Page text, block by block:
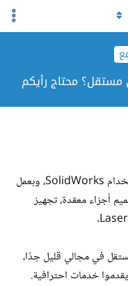
مستقل؟ محتاج رأيكم
أنا شغال في مجال التصميم الميكانيكي باستخدام SolidWorks، وبعمل
أجزاء معقدة، تجهيز
في مجالي قليل جدًا،
خدمات احترافية.